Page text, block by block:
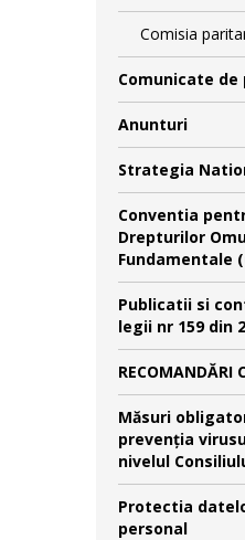
Comisia
Comunicate de
Anunturi
Strategia
Conventia
Drepturilor
Fundamentale
Publicatii si
legii nr 159 din
RECOMANDĂRI
Măsuri
prevenția
nivelul
Protectia
personal